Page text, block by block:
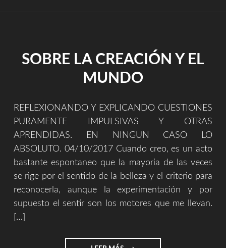
SOBRE LA CREACIÓN Y EL
MUNDO
REFLEXIONANDO Y EXPLICANDO CUESTIONES
PURAMENTE IMPULSIVAS Y OTRAS
APRENDIDAS. EN NINGUN CASO LO
ABSOLUTO. 04/10/2017 Cuando creo, es un acto
bastante espontaneo que la mayoria de las veces
se rige por el sentido de la belleza y el criterio para
reconocerla, aunque la experimentación y por
supuesto el sentir son los motores que me llevan.
[…]